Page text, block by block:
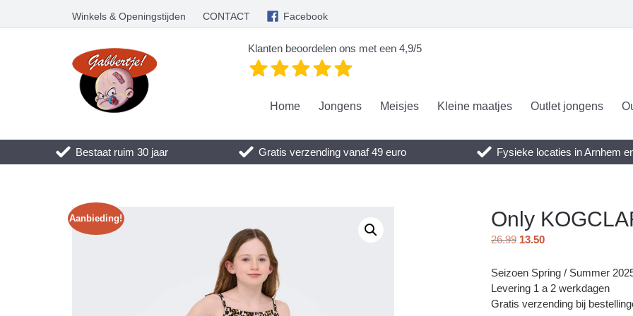
Winkels & Openingstijden CONTACT Facebook
Klanten beoordelen ons met een 4,9/5
Home Jongens Meisjes Kleine maatjes Outlet jongens
Bestaat ruim 30 jaar Gratis verzending vanaf 49 euro Fysieke locaties in Arnhem
Aanbieding! Only
26.99 13.50
Seizoen Spring / Summer
Levering 1 a 2 werkdagen
Gratis verzending bij